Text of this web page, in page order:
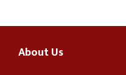
About Us